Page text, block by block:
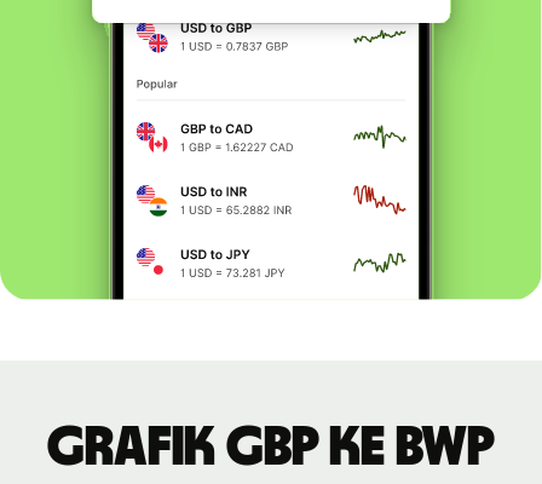
Grafik GBP ke BWP